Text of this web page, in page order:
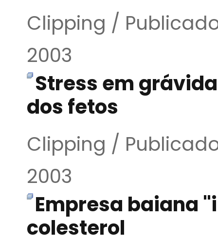
Clipping /
2003
Stress em
dos fetos
Clipping /
2003
Empresa baiana
colesterol